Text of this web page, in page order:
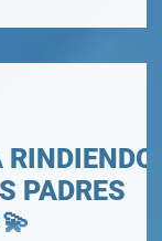
PADRES